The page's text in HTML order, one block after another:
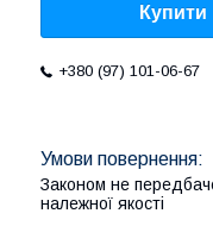
Купити
+380 (97) 101-06-67
Законом не
належної якості